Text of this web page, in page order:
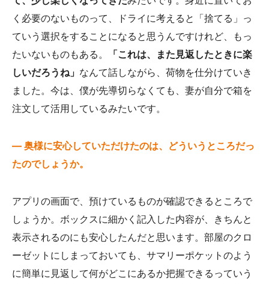
く必要のないものって、ドライに考えると「捨てる」っ
ていう選択をすることになると思うんですけれど、もっ
たいないものもある。
「これは、また見返したときに楽
しいだろうね」 なんて話しながら、荷物を仕分けていき
ました。今は、僕が先導切らなくても、妻が自分で箱を
注文して活用しているみたいです。
— 奥様に安心していただけたのは、どういうところだっ
たのでしょうか。
アプリの画面で、預けているものが確認できるところで
しょうか。ボックスに細かく記入した内容が、きちんと
表示されるのにも安心したんだと思います。部屋のクロ
ーゼットにしまっておいても、サマリーポケットのよう
に簡単に見返して何がどこにあるか把握できるっていう